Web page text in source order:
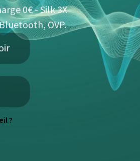
0€ - Silk 3X
OVP.
?